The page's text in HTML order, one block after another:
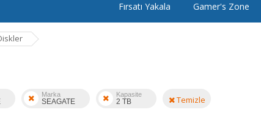
Fırsatı Yakala Gamer's Zone
Marka
SEAGATE
Kapasite
2 TB Temizle